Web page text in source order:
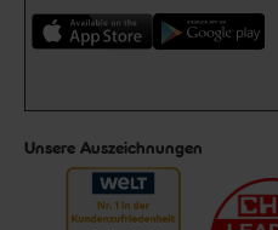
Unsere Auszeichnungen